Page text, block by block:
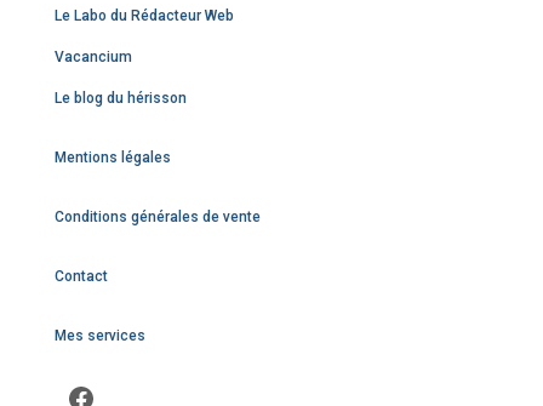
Le Labo du Rédacteur Web
Vacancium
Le blog du hérisson
Mentions légales
Conditions générales de vente
Contact
Mes services